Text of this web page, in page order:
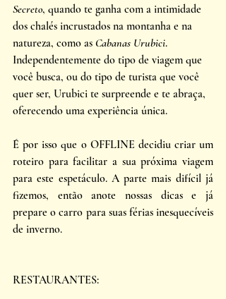
Secreto, quando te ganha com a intimidade
dos chalés incrustados na montanha e na
natureza, como as Cabanas Urubici.
Independentemente do tipo de viagem que
você busca, ou do tipo de turista que você
quer ser, Urubici te surpreende e te abraça,
oferecendo uma experiência única.
É por isso que o OFFLINE decidiu criar um
roteiro para facilitar a sua próxima viagem
para este espetáculo. A parte mais difícil já
fizemos, então anote nossas dicas e já
prepare o carro para suas férias inesquecíveis
de inverno.
RESTAURANTES: